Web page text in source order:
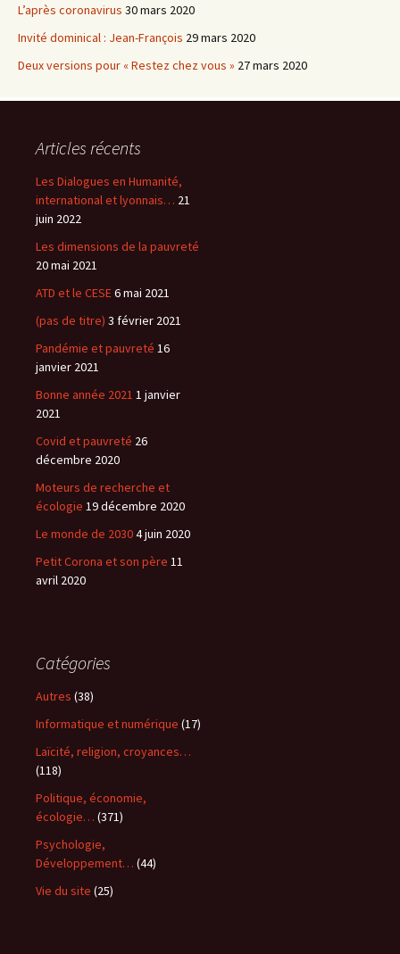
L’après coronavirus 30 mars 2020
Invité dominical : Jean-François 29 mars 2020
Deux versions pour « Restez chez vous » 27 mars 2020
Articles récents
Les Dialogues en Humanité,
international et lyonnais… 21
juin 2022
Les dimensions de la pauvreté
20 mai 2021
ATD et le CESE6 mai 2021
(pas de titre) 3 février 2021
Pandémie et pauvreté 16
janvier 2021
Bonne année 2021 1 janvier
2021
Covid et pauvreté 26
décembre 2020
Moteurs de recherche et
écologie 19 décembre 2020
Le monde de 20304 juin 2020
Petit Corona et son père 11
avril 2020
Catégories
Autres (38)
Informatique et numérique (17)
Laïcité, religion, croyances…
(118)
Politique, économie,
écologie… (371)
Psychologie,
Développement… (44)
Vie du site (25)